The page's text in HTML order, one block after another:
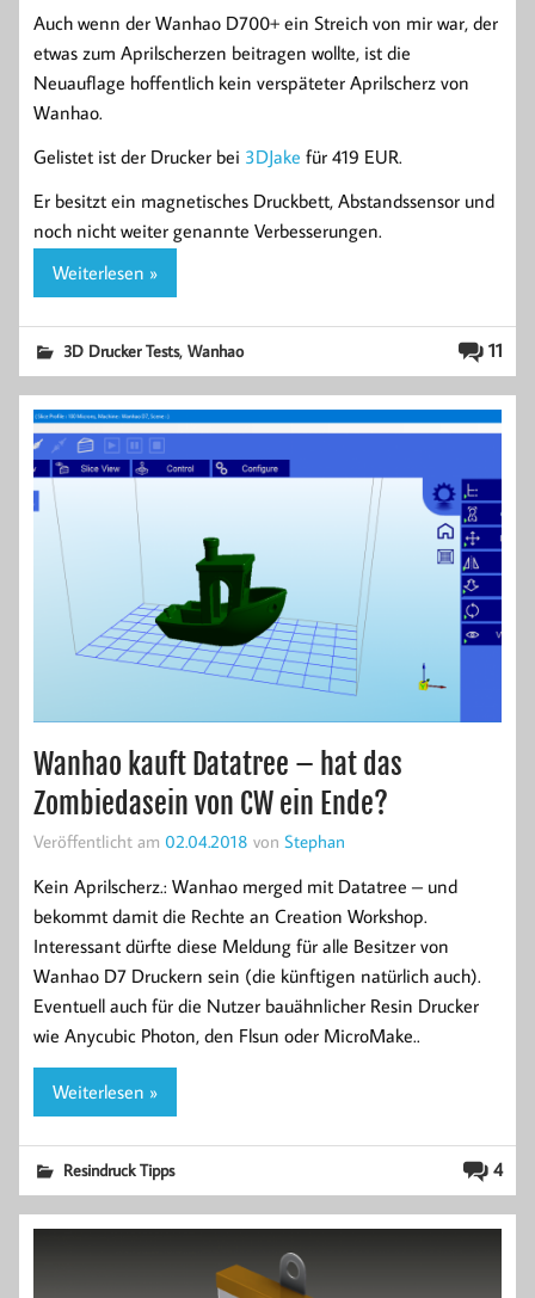
Auch wenn der Wanhao D700+ ein Streich von mir war, der
etwas zum Aprilscherzen beitragen wollte, ist die
Neuauflage hoffentlich kein verspäteter Aprilscherz von
Wanhao.
Gelistet ist der Drucker bei 3DJake für 419 EUR.
Er besitzt ein magnetisches Druckbett, Abstandssensor und
noch nicht weiter genannte Verbesserungen.
Weiterlesen »
11
3D Drucker Tests,Wanhao
Wanhao kauft Datatree – hat das
Zombiedasein von CW ein Ende?
Veröffentlicht am 02.04.2018 von Stephan
Kein Aprilscherz.: Wanhao merged mit Datatree – und
bekommt damit die Rechte an Creation Workshop.
Interessant dürfte diese Meldung für alle Besitzer von
Wanhao D7 Druckern sein (die künftigen natürlich auch).
Eventuell auch für die Nutzer bauähnlicher Resin Drucker
wie Anycubic Photon, den Flsun oder MicroMake..
Weiterlesen »
4
Resindruck Tipps